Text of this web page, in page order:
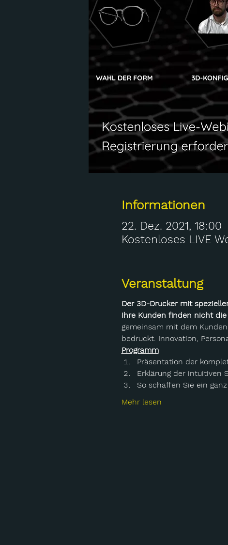
Informationen
22. Dez. 2021, 18:00
Kostenloses LIVE
Veranstaltung
Der 3D-Drucker mit
Ihre Kunden finden nicht
gemeinsam mit dem
bedruckt. Innovation,
Programm
Präsentation der
Erklärung der intuitiven
So schaffen Sie ein
Mehr lesen